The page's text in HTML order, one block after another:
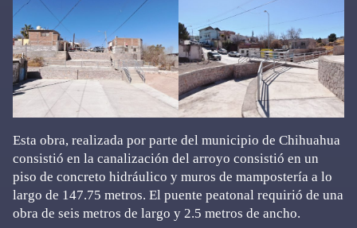
Esta obra, realizada por parte del municipio de Chihuahua
consistió en la canalización del arroyo consistió en un
piso de concreto hidráulico y muros de mampostería a lo
largo de 147.75 metros. El puente peatonal requirió de una
obra de seis metros de largo y 2.5 metros de ancho.